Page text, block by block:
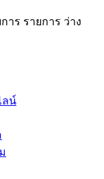
าร รายการ ว่าง
ลน์